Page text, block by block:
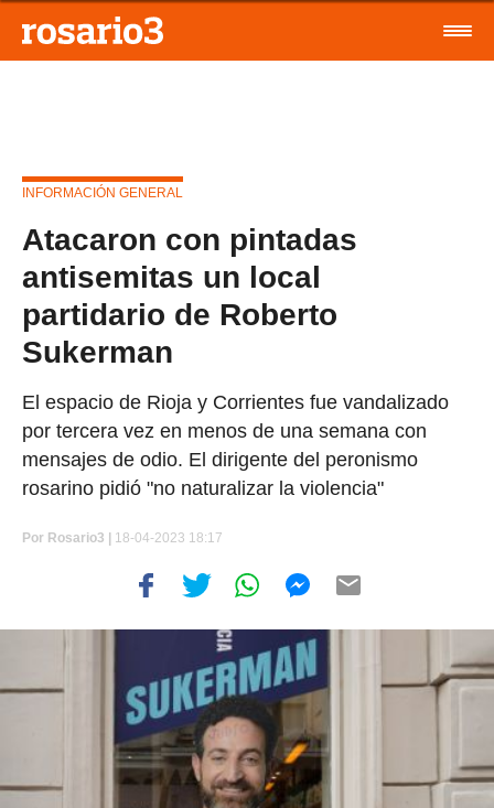
INFORMACIÓN GENERAL
Atacaron con pintadas
antisemitas un local
partidario de Roberto
Sukerman
El espacio de Rioja y Corrientes fue vandalizado
por tercera vez en menos de una semana con
mensajes de odio. El dirigente del peronismo
rosarino pidió "no naturalizar la violencia"
Por Rosario3 | 18-04-2023 18:17